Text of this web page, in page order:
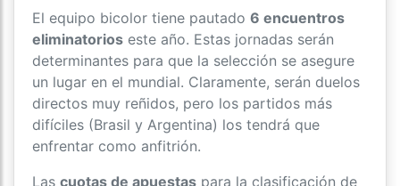
El equipo bicolor tiene pautado 6 encuentros
eliminatorios este año. Estas jornadas serán
determinantes para que la selección se asegure
un lugar en el mundial. Claramente, serán duelos
directos muy reñidos, pero los partidos más
difíciles (Brasil y Argentina) los tendrá que
enfrentar como anfitrión.
Las cuotas de apuestas para la clasificación de